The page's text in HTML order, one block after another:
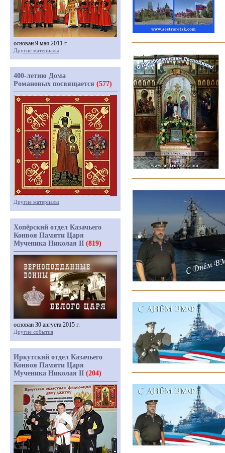
основан 9 мая 2011 г.
Другие материалы
400-летию Дома
Романовых посвящается (577)
Другие материалы
Хопёрский отдел Казачьего
Конвоя Памяти Царя
Мученика Николая II (819)
основан 30 августа 2015 г.
Другие события
Иркутский отдел Казачьего
Конвоя Памяти Царя
Мученика Николая II (204)